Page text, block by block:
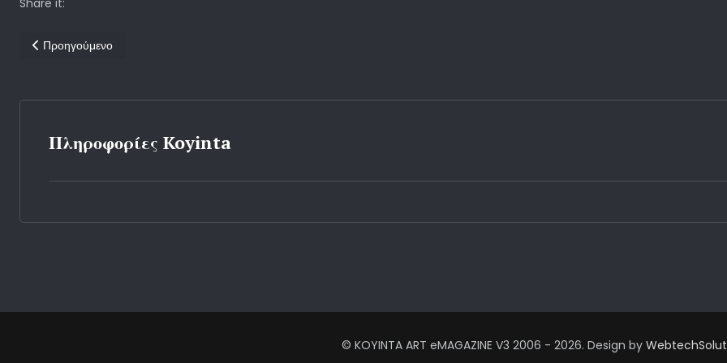
Share it:
Προηγούμενο άρθρο: ΔΕΠΕΒΑ
Προηγούμενο
Πληροφορίες Koyinta
© KOYINTA ART eMAGAZINE V3 2006 - 2026. Design by